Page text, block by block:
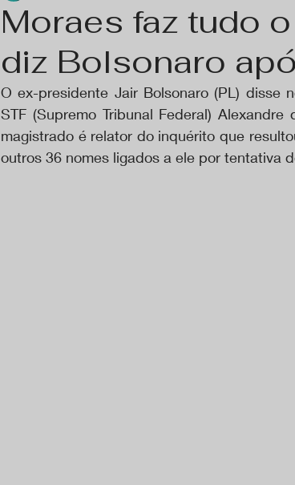
Moraes faz tudo
diz Bolsonaro
O ex-presidente Jair Bolsonaro (PL) disse
STF (Supremo Tribunal Federal)
magistrado é relator do inquérito que
outros 36 nomes ligados a ele por tentativa